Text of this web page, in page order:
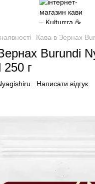
Кава в Зернах
Burundi
250 г
Написати відгук